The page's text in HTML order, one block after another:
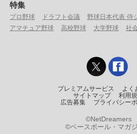
特集
プロ野球 ドラフト会議
野球日本代表 侍
アマチュア野球
高校野球 大学野球 社
プレミアムサービス
よく
サイトマップ
利用
広告募集
プライバシー
©NetDreamers
©ベースボール・マガ